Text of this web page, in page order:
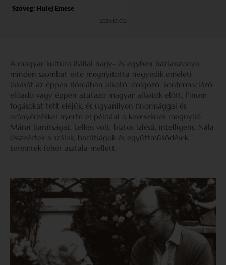
Szöveg: Hulej Emese
2024.10.02.
A magyar kultúra itáliai nagy- és egyben háziasszonya
minden szombat este megnyitotta negyedik emeleti
lakását az éppen Rómában alkotó, dolgozó, konferenciázó,
előadó vagy éppen átutazó magyar alkotók előtt. Finom
fogásokat tett eléjük, és ugyanilyen finomsággal és
arányérzékkel nyerte el például a keveseknek megnyíló
Márai barátságát. Lelkes volt, biztos ízlésű, intelligens. Nála
összeértek a szálak, barátságok és együttműködések
teremtek fehér asztala mellett.